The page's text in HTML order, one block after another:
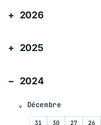
2026
2025
2024
Décembre
31 30 27 26